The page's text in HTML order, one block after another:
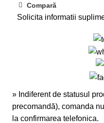
Compară
Solicita informatii
» Indiferent de statusul
precomandă), comanda
la confirmarea telefonica.